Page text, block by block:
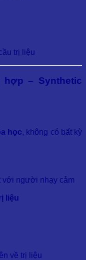
trị liệu
– Synthetic
học, không có bất kỳ
với người nhạy cảm
liệu
về trị liệu